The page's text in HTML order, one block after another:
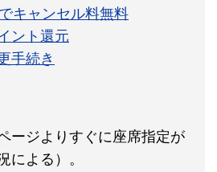
キャンセル料無料
ント還元
手続き
ージよりすぐに座席指定が
による）。